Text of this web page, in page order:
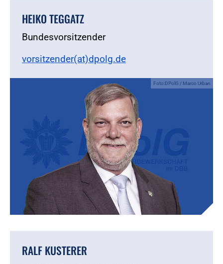
HEIKO TEGGATZ
Bundesvorsitzender
vorsitzender(at)dpolg.de
Foto:DPolG / Marco Urban
RALF KUSTERER